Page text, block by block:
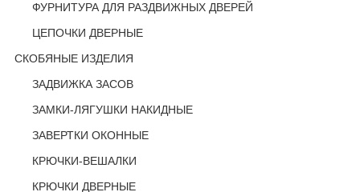
ФУРНИТУРА ДЛЯ РАЗДВИЖНЫХ ДВЕРЕЙ
ЦЕПОЧКИ ДВЕРНЫЕ
СКОБЯНЫЕ ИЗДЕЛИЯ
ЗАДВИЖКА ЗАСОВ
ЗАМКИ-ЛЯГУШКИ НАКИДНЫЕ
ЗАВЕРТКИ ОКОННЫЕ
КРЮЧКИ-ВЕШАЛКИ
КРЮЧКИ ДВЕРНЫЕ